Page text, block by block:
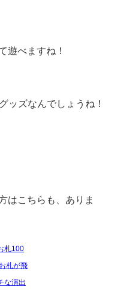
遊べますね！
ッズなんでしょうね！
はこちらも、ありま
札100
札が飛
な演出